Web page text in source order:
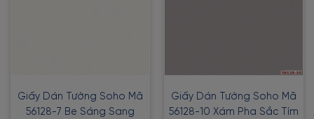
Giấy Dán Tường Soho Mã
56128-7 Be Sáng Sang
Giấy Dán Tường Soho Mã
56128-10 Xám Pha Sắc Tím